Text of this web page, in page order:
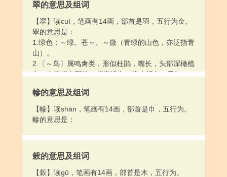
翠的意思及组词
【翠】读cuì，笔画有14画，部首是羽，五行为金。
翠的意思是：
1.绿色：～绿。苍～。～微（青绿的山色，亦泛指青
山）。
2.〔～鸟〕属鸣禽类，形似杜鹃，嘴长，头部深橄榄
色，有青绿色斑纹，背青绿色，腹赤褐色，尾短，
3.指“翡翠”（硬玉）：～玉。～镯。珠宝～钻。
幓的意思及组词
【幓】读shān，笔画有14画，部首是巾，五行为。
幓的意思是：
榖的意思及组词
【榖】读gǔ，笔画有14画，部首是木，五行为。